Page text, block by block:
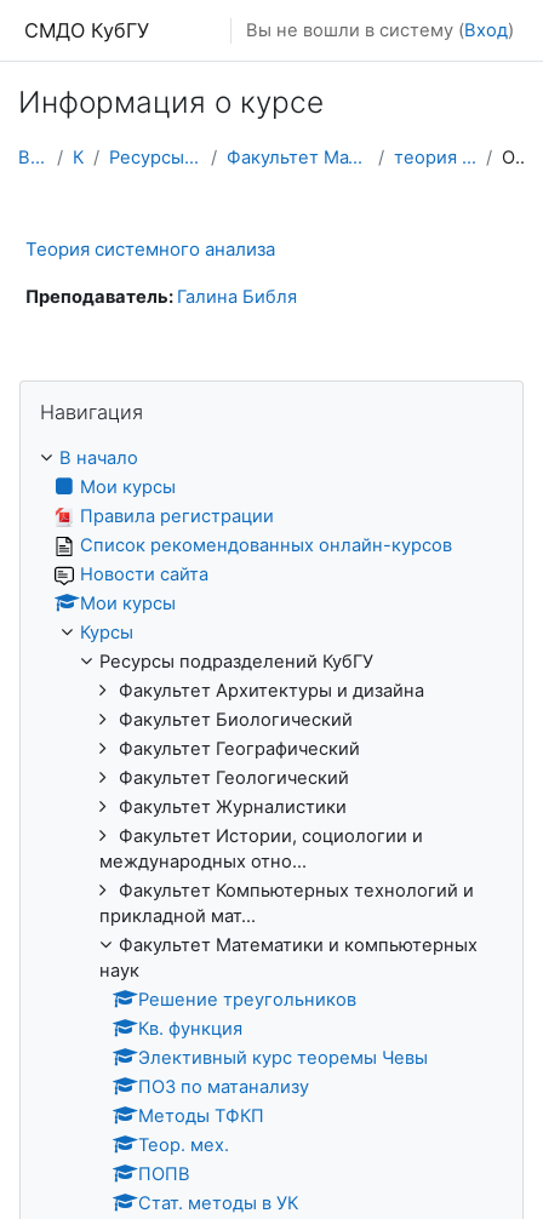
СМДО КубГУ Вы не вошли в систему (Вход)
Информация о курсе
В начало Курсы Ресурсы подразделений КубГУ Факультет Математики и компьютерных наук теория системного анализа Описание
Теория системного анализа
Преподаватель: Галина Библя
Навигация
В начало
Мои курсы
Правила регистрации
Список рекомендованных онлайн-курсов
Новости сайта
Мои курсы
Курсы
Ресурсы подразделений КубГУ
Факультет Архитектуры и дизайна
Факультет Биологический
Факультет Географический
Факультет Геологический
Факультет Журналистики
Факультет Истории, социологии и
международных отно...
Факультет Компьютерных технологий и
прикладной мат...
Факультет Математики и компьютерных
наук
Решение треугольников
Кв. функция
Элективный курс теоремы Чевы
ПОЗ по матанализу
Методы ТФКП
Теор. мех.
ПОПВ
Стат. методы в УК